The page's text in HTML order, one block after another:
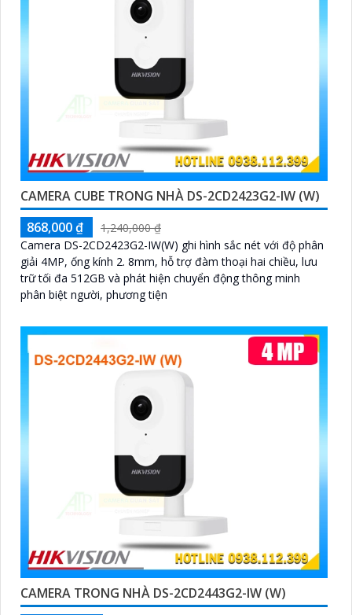
CAMERA CUBE TRONG NHÀ DS-2CD2423G2-IW (W)
868,000 ₫
1,240,000 ₫
Camera DS-2CD2423G2-IW(W) ghi hình sắc nét với độ phân
giải 4MP, ống kính 2. 8mm, hỗ trợ đàm thoại hai chiều, lưu
trữ tối đa 512GB và phát hiện chuyển động thông minh
phân biệt người, phương tiện
CAMERA TRONG NHÀ DS-2CD2443G2-IW (W)